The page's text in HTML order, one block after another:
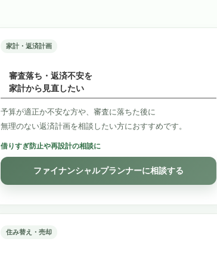
家計・返済計画
審査落ち・返済不安を
家計から見直したい
予算が適正か不安な方や、審査に落ちた後に
無理のない返済計画を相談したい方におすすめです。
借りすぎ防止や再設計の相談に
ファイナンシャルプランナーに相談する
住み替え・売却